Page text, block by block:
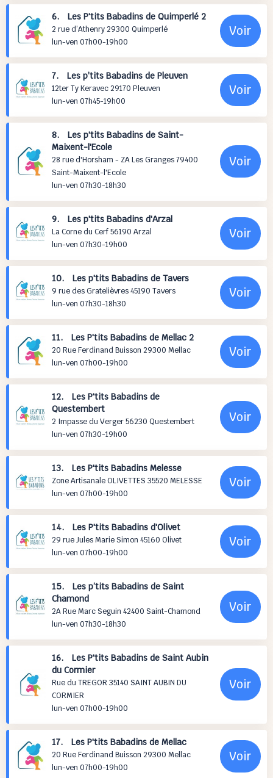
6. Les P'tits Babadins de Quimperlé 2
2 rue d’Athenry 29300 Quimperlé
lun-ven 07h00-19h00
Voir
7. Les p’tits Babadins de Pleuven
12ter Ty Keravec 29170 Pleuven
lun-ven 07h45-19h00
Voir
8. Les p'tits Babadins de Saint-
Maixent-l'Ecole
28 rue d'Horsham - ZA Les Granges 79400
Saint-Maixent-l'Ecole
lun-ven 07h30-18h30
Voir
9. Les p'tits Babadins d'Arzal
La Corne du Cerf 56190 Arzal
lun-ven 07h30-19h00
Voir
10. Les p'tits Babadins de Tavers
9 rue des Gratelièvres 45190 Tavers
lun-ven 07h30-18h30
Voir
11. Les P'tits Babadins de Mellac 2
20 Rue Ferdinand Buisson 29300 Mellac
lun-ven 07h00-19h00
Voir
12. Les P'tits Babadins de
Questembert
2 Impasse du Verger 56230 Questembert
lun-ven 07h30-19h00
Voir
13. Les P'tits Babadins Melesse
Zone Artisanale OLIVETTES 35520 MELESSE
lun-ven 07h00-19h00
Voir
14. Les P'tits Babadins d'Olivet
29 rue Jules Marie Simon 45160 Olivet
lun-ven 07h00-19h00
Voir
15. Les p’tits Babadins de Saint
Chamond
2A Rue Marc Seguin 42400 Saint-Chamond
lun-ven 07h30-18h30
Voir
16. Les P'tits Babadins de Saint Aubin
du Cormier
Rue du TREGOR 35140 SAINT AUBIN DU
CORMIER
lun-ven 07h00-19h00
Voir
17. Les P'tits Babadins de Mellac
20 Rue Ferdinand Buisson 29300 Mellac
lun-ven 07h00-19h00
Voir